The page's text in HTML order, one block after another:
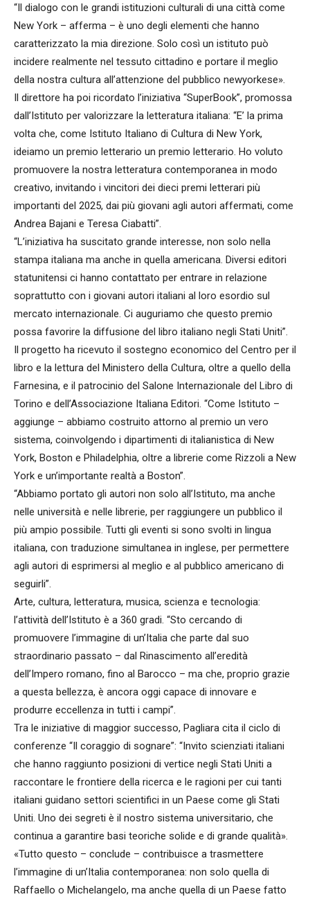
“Il dialogo con le grandi istituzioni culturali di una città come
New York – afferma – è uno degli elementi che hanno
caratterizzato la mia direzione. Solo così un istituto può
incidere realmente nel tessuto cittadino e portare il meglio
della nostra cultura all’attenzione del pubblico newyorkese».
Il direttore ha poi ricordato l’iniziativa “SuperBook”, promossa
dall’Istituto per valorizzare la letteratura italiana: “E’ la prima
volta che, come Istituto Italiano di Cultura di New York,
ideiamo un premio letterario un premio letterario. Ho voluto
promuovere la nostra letteratura contemporanea in modo
creativo, invitando i vincitori dei dieci premi letterari più
importanti del 2025, dai più giovani agli autori affermati, come
Andrea Bajani e Teresa Ciabatti”.
“L’iniziativa ha suscitato grande interesse, non solo nella
stampa italiana ma anche in quella americana. Diversi editori
statunitensi ci hanno contattato per entrare in relazione
soprattutto con i giovani autori italiani al loro esordio sul
mercato internazionale. Ci auguriamo che questo premio
possa favorire la diffusione del libro italiano negli Stati Uniti”.
Il progetto ha ricevuto il sostegno economico del Centro per il
libro e la lettura del Ministero della Cultura, oltre a quello della
Farnesina, e il patrocinio del Salone Internazionale del Libro di
Torino e dell’Associazione Italiana Editori. “Come Istituto –
aggiunge – abbiamo costruito attorno al premio un vero
sistema, coinvolgendo i dipartimenti di italianistica di New
York, Boston e Philadelphia, oltre a librerie come Rizzoli a New
York e un’importante realtà a Boston”.
“Abbiamo portato gli autori non solo all’Istituto, ma anche
nelle università e nelle librerie, per raggiungere un pubblico il
più ampio possibile. Tutti gli eventi si sono svolti in lingua
italiana, con traduzione simultanea in inglese, per permettere
agli autori di esprimersi al meglio e al pubblico americano di
seguirli”.
Arte, cultura, letteratura, musica, scienza e tecnologia:
l’attività dell’Istituto è a 360 gradi. “Sto cercando di
promuovere l’immagine di un’Italia che parte dal suo
straordinario passato – dal Rinascimento all’eredità
dell’Impero romano, fino al Barocco – ma che, proprio grazie
a questa bellezza, è ancora oggi capace di innovare e
produrre eccellenza in tutti i campi”.
Tra le iniziative di maggior successo, Pagliara cita il ciclo di
conferenze “Il coraggio di sognare”: “Invito scienziati italiani
che hanno raggiunto posizioni di vertice negli Stati Uniti a
raccontare le frontiere della ricerca e le ragioni per cui tanti
italiani guidano settori scientifici in un Paese come gli Stati
Uniti. Uno dei segreti è il nostro sistema universitario, che
continua a garantire basi teoriche solide e di grande qualità».
«Tutto questo – conclude – contribuisce a trasmettere
l’immagine di un’Italia contemporanea: non solo quella di
Raffaello o Michelangelo, ma anche quella di un Paese fatto